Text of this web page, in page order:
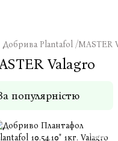
Добрива Plantafol /MASTER
Valagro
популярністю